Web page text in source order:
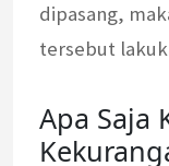
dipasang,
tersebut
Apa Saja